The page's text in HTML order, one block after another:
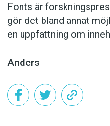
Fonts är
gör det bland annat
en uppfattning om
Anders